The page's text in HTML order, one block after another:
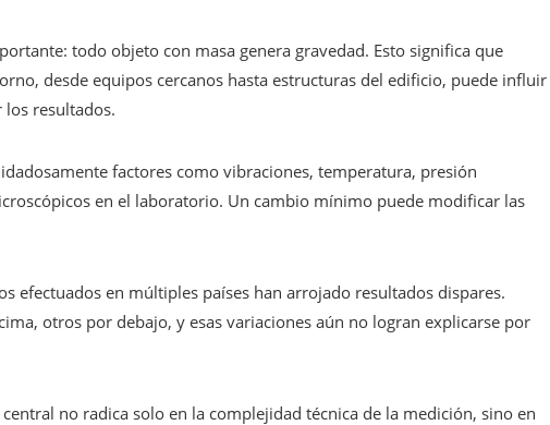
todo objeto con masa genera gravedad. Esto significa que
desde equipos cercanos hasta estructuras del edificio, puede influir
resultados.
factores como vibraciones, temperatura, presión
en el laboratorio. Un cambio mínimo puede modificar las
efectuados en múltiples países han arrojado resultados dispares.
otros por debajo, y esas variaciones aún no logran explicarse por
no radica solo en la complejidad técnica de la medición, sino en